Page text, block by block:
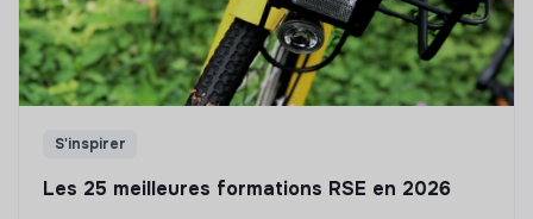
S'inspirer
Les 25 meilleures formations RSE en 2026